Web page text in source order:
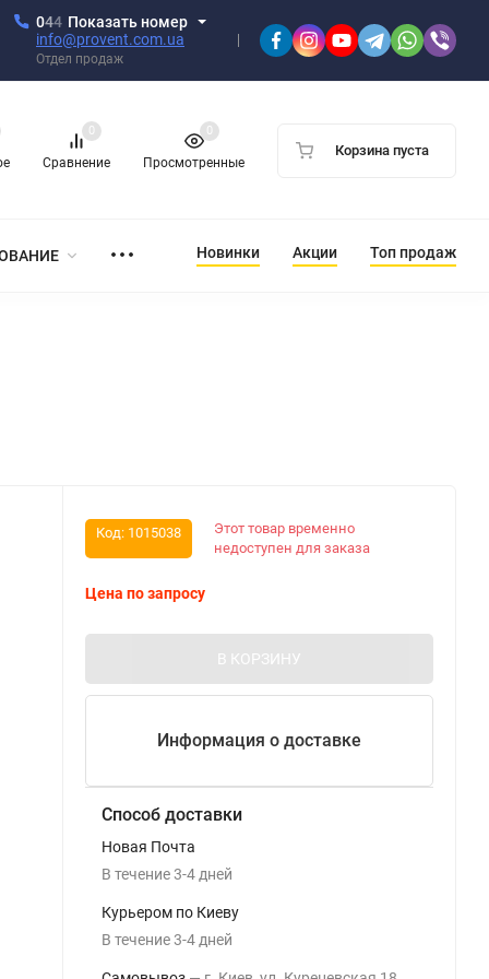
044 Показать номер
info@provent.com.ua
Отдел продаж
Сравнение
0
Просмотренные
0
Корзина пуста
Новинки Акции Топ продаж
Этот товар временно
недоступен для заказа
Код: 1015038
Цена по запросу
В КОРЗИНУ
Информация о доставке
Способ доставки
Новая Почта
В течение3-4 дней
Курьером по Киеву
В течение3-4 дней